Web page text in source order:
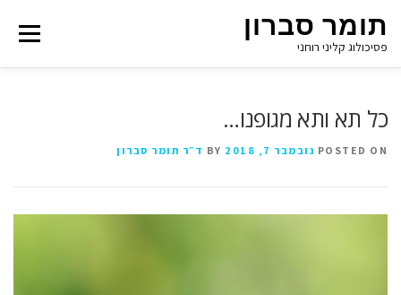
תומר סברון
פסיכולוג קליני רוחני
Menu
כל תא ותא מגופנו…
POSTED ON נובמבר 7, 2018 ד״ר תומר סברון